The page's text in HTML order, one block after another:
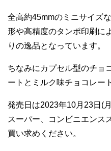
全高約45mmのミニサイズ
形や高精度のタンポ印刷に
りの逸品となっています。
ちなみにカプセル型のチョ
ートとミルク味チョコレー
発売日は2023年10月23日(
スーパー、コンビニエンス
買い求めください。